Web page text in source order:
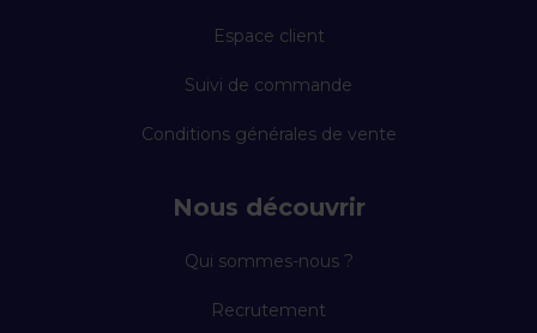
Espace client
Suivi de commande
Conditions générales de vente
Nous découvrir
Qui sommes-nous ?
Recrutement